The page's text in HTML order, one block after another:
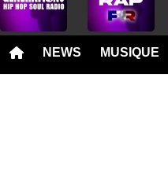
NEWS MUSIQUE